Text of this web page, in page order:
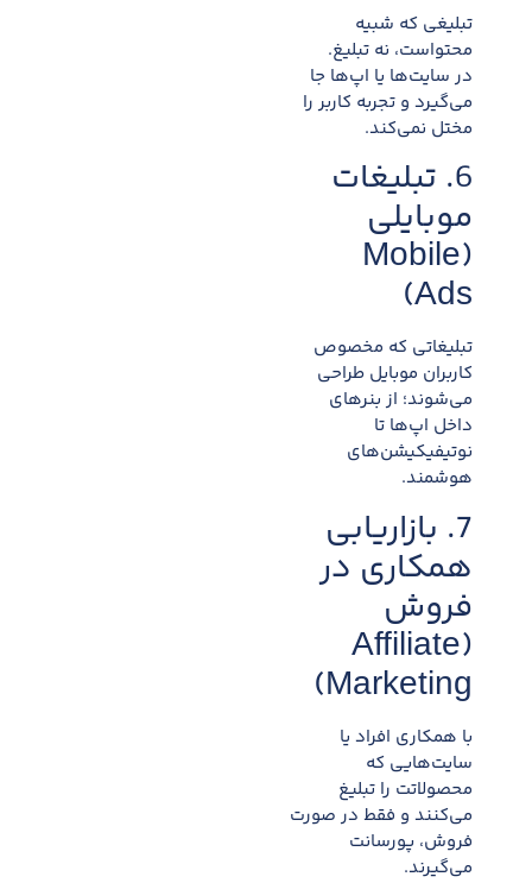
تبلیغی که شبیه
محتواست، نه تبلیغ.
در سایت‌ها یا اپ‌ها جا
می‌گیرد و تجربه کاربر را
مختل نمی‌کند.
6. تبلیغات
موبایلی
(Mobile
Ads)
تبلیغاتی که مخصوص
کاربران موبایل طراحی
می‌شوند؛ از بنرهای
داخل اپ‌ها تا
نوتیفیکیشن‌های
هوشمند.
7. بازاریابی
همکاری در
فروش
(Affiliate
Marketing)
با همکاری افراد یا
سایت‌هایی که
محصولاتت را تبلیغ
می‌کنند و فقط در صورت
فروش، پورسانت
می‌گیرند.